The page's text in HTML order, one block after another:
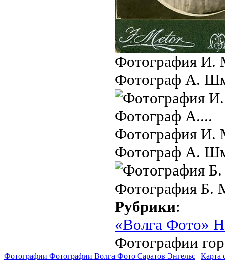
Фотография И.
Фотограф А.
Фотография И.
Фотограф А.
Фотография Б.
Рубрики:
«Волга Фото»
Фотографии
Фотографии Фотографии Волга Фото Саратов Энгельс | Карта